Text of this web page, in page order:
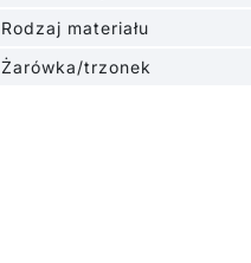
Rodzaj materiału
Żarówka/trzonek